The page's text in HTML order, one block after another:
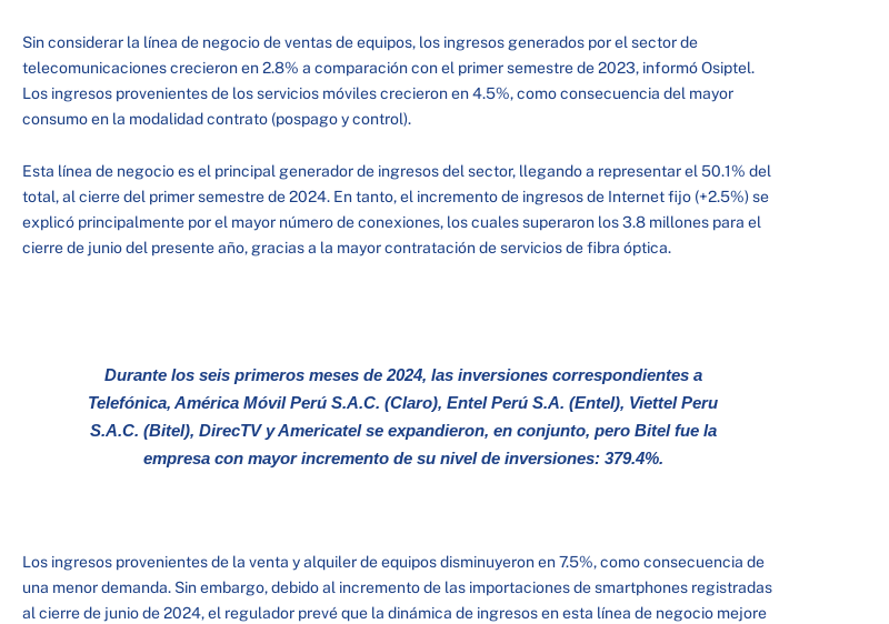
Sin considerar la línea de negocio de ventas de equipos, los ingresos generados por el sector de
telecomunicaciones crecieron en 2.8% a comparación con el primer semestre de 2023, informó Osiptel.
Los ingresos provenientes de los servicios móviles crecieron en 4.5%, como consecuencia del mayor
consumo en la modalidad contrato (pospago y control).
Esta línea de negocio es el principal generador de ingresos del sector, llegando a representar el 50.1% del
total, al cierre del primer semestre de 2024. En tanto, el incremento de ingresos de Internet fijo (+2.5%) se
explicó principalmente por el mayor número de conexiones, los cuales superaron los 3.8 millones para el
cierre de junio del presente año, gracias a la mayor contratación de servicios de fibra óptica.
Durante los seis primeros meses de 2024, las inversiones correspondientes a
Telefónica, América Móvil Perú S.A.C. (Claro), Entel Perú S.A. (Entel), Viettel Peru
S.A.C. (Bitel), DirecTV y Americatel se expandieron, en conjunto, pero Bitel fue la
empresa con mayor incremento de su nivel de inversiones: 379.4%.
Los ingresos provenientes de la venta y alquiler de equipos disminuyeron en 7.5%, como consecuencia de
una menor demanda. Sin embargo, debido al incremento de las importaciones de smartphones registradas
al cierre de junio de 2024, el regulador prevé que la dinámica de ingresos en esta línea de negocio mejore